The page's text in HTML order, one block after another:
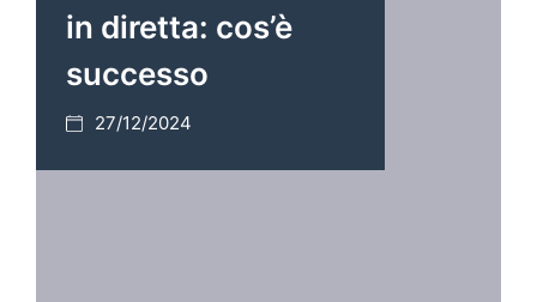
in diretta: cos’è
successo
27/12/2024